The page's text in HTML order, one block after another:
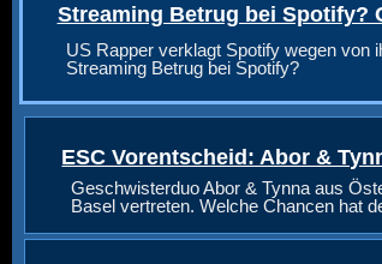
Streaming Betrug bei Spotify?
US Rapper verklagt Spotify wegen von
Streaming Betrug bei Spotify?
ESC Vorentscheid: Abor &
Geschwisterduo Abor & Tynna aus
Basel vertreten. Welche Chancen hat